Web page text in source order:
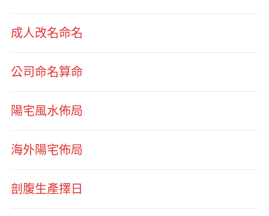
成人改名命名
公司命名算命
陽宅風水佈局
海外陽宅佈局
剖腹生產擇日